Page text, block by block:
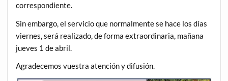
correspondiente.
Sin embargo, el servicio que normalmente se hace los días
viernes, será realizado, de forma extraordinaria, mañana
jueves 1 de abril.
Agradecemos vuestra atención y difusión.